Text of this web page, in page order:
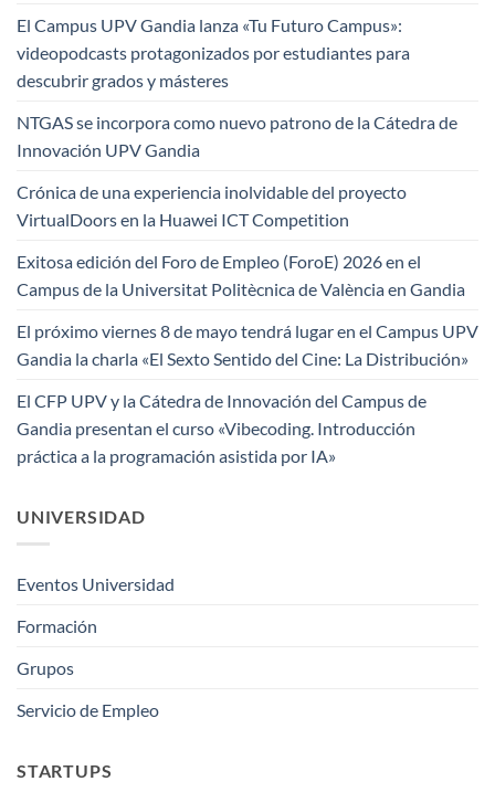
El Campus UPV Gandia lanza «Tu Futuro Campus»:
videopodcasts protagonizados por estudiantes para
descubrir grados y másteres
NTGAS se incorpora como nuevo patrono de la Cátedra de
Innovación UPV Gandia
Crónica de una experiencia inolvidable del proyecto
VirtualDoors en la Huawei ICT Competition
Exitosa edición del Foro de Empleo (ForoE) 2026 en el
Campus de la Universitat Politècnica de València en Gandia
El próximo viernes 8 de mayo tendrá lugar en el Campus UPV
Gandia la charla «El Sexto Sentido del Cine: La Distribución»
El CFP UPV y la Cátedra de Innovación del Campus de
Gandia presentan el curso «Vibecoding. Introducción
práctica a la programación asistida por IA»
UNIVERSIDAD
Eventos Universidad
Formación
Grupos
Servicio de Empleo
STARTUPS